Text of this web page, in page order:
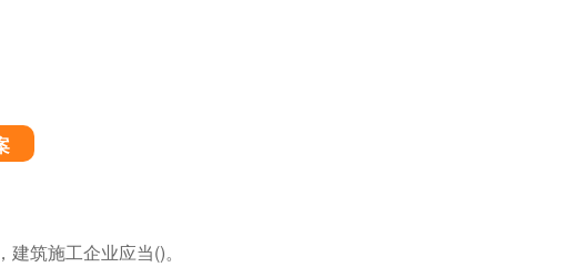
筑施工企业应当()。